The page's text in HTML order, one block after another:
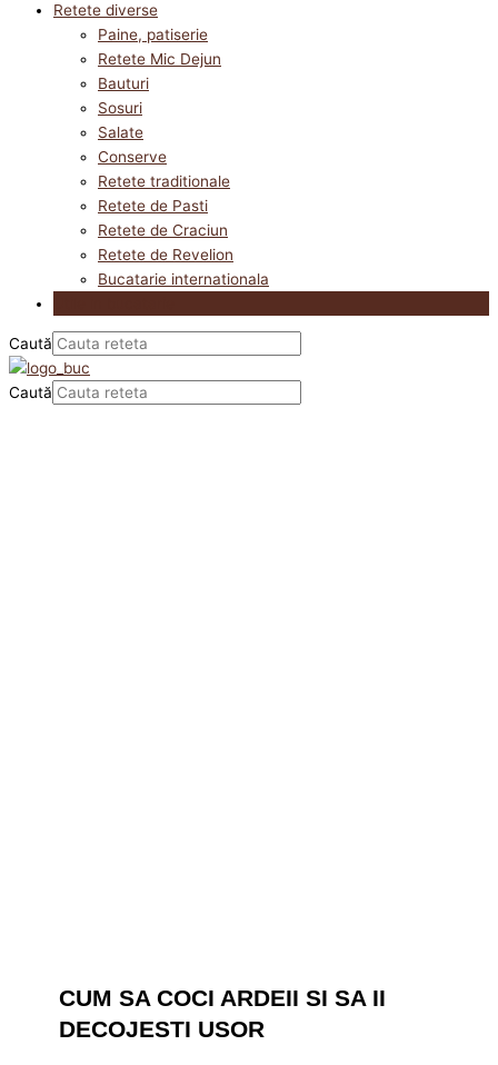
Retete diverse
Paine, patiserie
Retete Mic Dejun
Bauturi
Sosuri
Salate
Conserve
Retete traditionale
Retete de Pasti
Retete de Craciun
Retete de Revelion
Bucatarie internationala
Caută
Caută
CUM SA COCI ARDEII SI SA II
DECOJESTI USOR